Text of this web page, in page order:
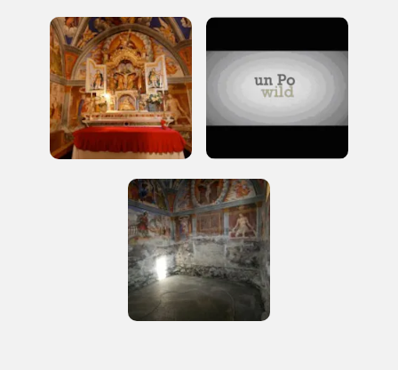
organizzati
REGISTRATI
Regalati 365 giorni di arte e cultura nell'Italia
più bella, risparmiando.
ISCRIVITI AL FAI
Scopri tutte le opportunità riservate agli iscritti